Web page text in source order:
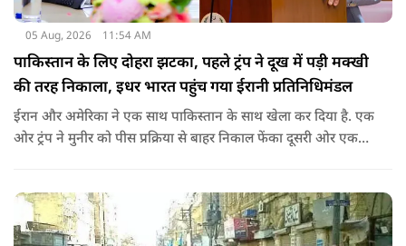
05 Aug, 2026 11:54 AM
पाकिस्तान के लिए दोहरा झटका, पहले ट्रंप ने दूख में पड़ी मक्खी
की तरह निकाला, इधर भारत पहुंच गया ईरानी प्रतिनिधिमंडल
ईरान और अमेरिका ने एक साथ पाकिस्तान के साथ खेला कर दिया है. एक
ओर ट्रंप ने मुनीर को पीस प्रक्रिया से बाहर निकाल फेंका दूसरी ओर एक